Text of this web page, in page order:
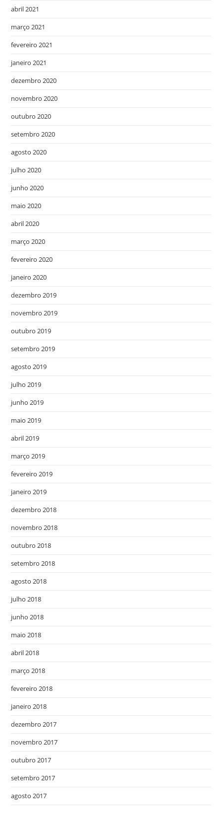
abril 2021
março 2021
fevereiro 2021
janeiro 2021
dezembro 2020
novembro 2020
outubro 2020
setembro 2020
agosto 2020
julho 2020
junho 2020
maio 2020
abril 2020
março 2020
fevereiro 2020
janeiro 2020
dezembro 2019
novembro 2019
outubro 2019
setembro 2019
agosto 2019
julho 2019
junho 2019
maio 2019
abril 2019
março 2019
fevereiro 2019
janeiro 2019
dezembro 2018
novembro 2018
outubro 2018
setembro 2018
agosto 2018
julho 2018
junho 2018
maio 2018
abril 2018
março 2018
fevereiro 2018
janeiro 2018
dezembro 2017
novembro 2017
outubro 2017
setembro 2017
agosto 2017